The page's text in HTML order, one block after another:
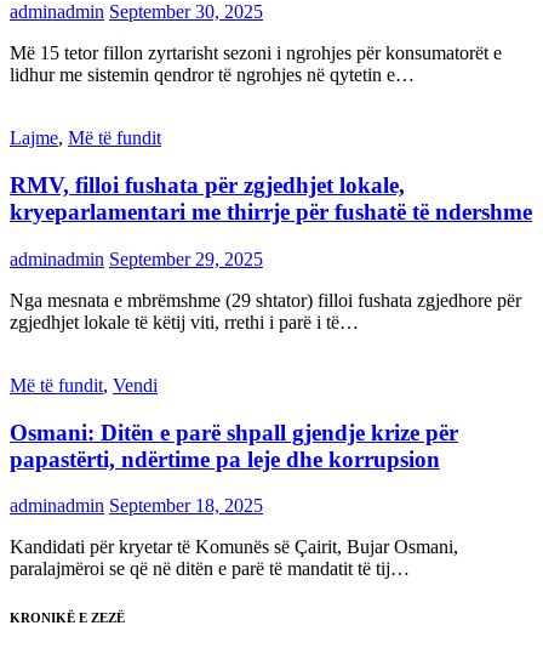
adminadmin September 30, 2025
Më 15 tetor fillon zyrtarisht sezoni i ngrohjes për konsumatorët e
lidhur me sistemin qendror të ngrohjes në qytetin e…
Lajme, Më të fundit
RMV, filloi fushata për zgjedhjet lokale,
kryeparlamentari me thirrje për fushatë të ndershme
adminadmin September 29, 2025
Nga mesnata e mbrëmshme (29 shtator) filloi fushata zgjedhore për
zgjedhjet lokale të këtij viti, rrethi i parë i të…
Më të fundit, Vendi
Osmani: Ditën e parë shpall gjendje krize për
papastërti, ndërtime pa leje dhe korrupsion
adminadmin September 18, 2025
Kandidati për kryetar të Komunës së Çairit, Bujar Osmani,
paralajmëroi se që në ditën e parë të mandatit të tij…
KRONIKË E ZEZË